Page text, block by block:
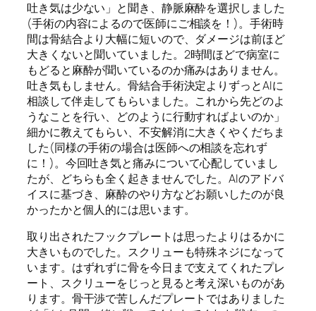
吐き気は少ない」と聞き、静脈麻酔を選択しました
(手術の内容によるので医師にご相談を！ )。手術時
間は骨結合より大幅に短いので、ダメージは前ほど
大きくないと聞いていました。 2時間ほどで病室に
もどると麻酔が聞いているのか痛みはありません。
吐き気もしません。骨結合手術決定よりずっとAIに
相談して伴走してもらいました。これから先どのよ
うなことを行い、どのように行動すればよいのか」
細かに教えてもらい、不安解消に大きくやくだちま
した(同様の手術の場合は医師への相談を忘れず
に！ )。今回吐き気と痛みについて心配していまし
たが、どちらも全く起きませんでした。AIのアドバ
イスに基づき、麻酔のやり方などお願いしたのが良
かったかと個人的には思います。
取り出されたフックプレートは思ったよりはるかに
大きいものでした。スクリューも特殊ネジになって
います。はずれずに骨を今日まで支えてくれたプレ
ート、スクリューをじっと見ると考え深いものがあ
ります。骨干渉で苦しんだプレートではありました